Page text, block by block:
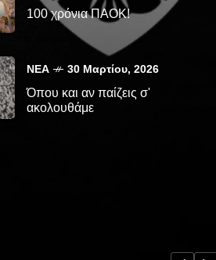
100 χρόνια ΠΑΟΚ!
ΝΈΑ 30 Μαρτίου, 2026
Όπου και αν παίζεις σ'
ακολουθάμε